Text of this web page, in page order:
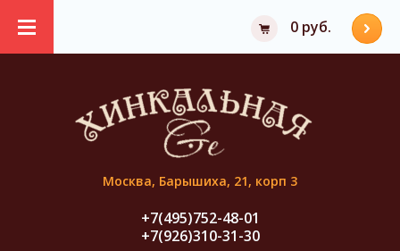
0 руб.
Москва, Барышиха, 21, корп 3
+7(495)752-48-01
+7(926)310-31-30